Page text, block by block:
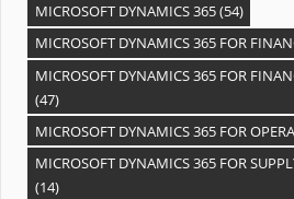
MICROSOFT DYNAMICS 365(54)
MICROSOFT DYNAMICS 365 FOR
MICROSOFT DYNAMICS 365 FOR
(47)
MICROSOFT DYNAMICS 365 FOR
MICROSOFT DYNAMICS 365 FOR
(14)